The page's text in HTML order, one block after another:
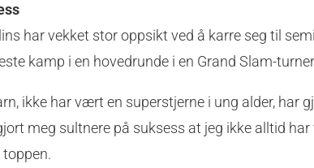
har vekket stor oppsikt ved å karre seg til
kamp i en hovedrunde i en Grand Slam-
ikke har vært en superstjerne i ung alder, har
meg sultnere på suksess at jeg ikke alltid